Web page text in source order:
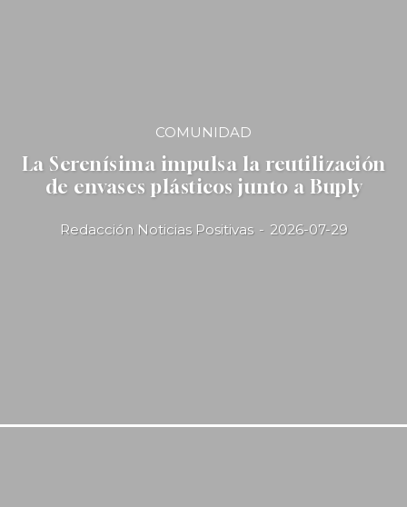
COMUNIDAD
La Serenísima impulsa la reutilización
de envases plásticos junto a Buply
Redacción Noticias Positivas - 2026-07-29